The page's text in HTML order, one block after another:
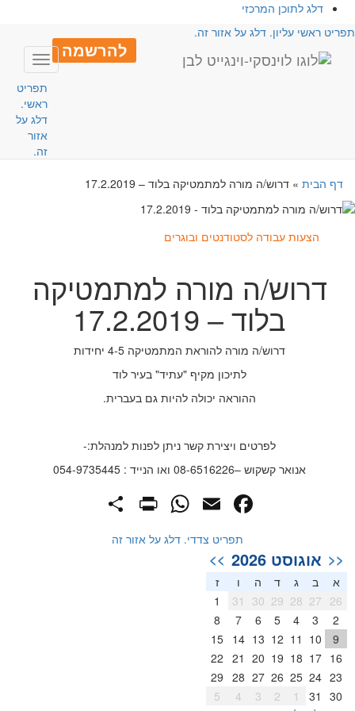
דלג לתוכן המרכזי
ראשי עליון. דלג על אזור זה.
להרשמה
Toggle
תפריט
ראשי.
דלג על
אזור
זה.
דף הבית» דרוש/ה מורה למתמטיקה בלוד – 17.2.2019
הצעות עבודה לסטודנטים ובוגרים
דרוש/ה מורה למתמטיקה
בלוד – 17.2.2019
דרוש/ה מורה להוראת המתמטיקה 4-5 יחידות
לתיכון מקיף "עתיד" בעיר לוד
ההוראה יכולה להיות גם בעברית.
לפרטים ויצירת קשר ניתן לפנות למנהלת:-
אנואר קשקוש –08-6516226 ואו הנייד : 054-9735445
Facebook
Email
WhatsApp
תפריט צדדי. דלג על אזור זה
<< אוגוסט 2026 >>
א ב ג ד ה
ז
26
27
28
29
30
31
2
3
4
5
6
7
8
9
10
11
12
13
14
15
16
17
18
19
20
21
22
23
24
25
26
27
28
29
30
31
2
3
4
5